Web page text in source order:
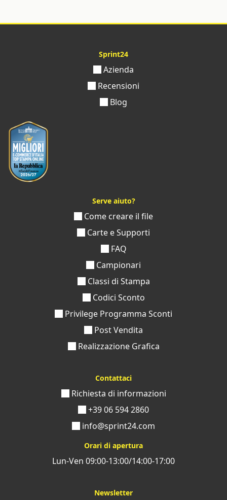
Sprint24
Azienda
Recensioni
Blog
Serve aiuto?
Come creare il file
Carte e Supporti
FAQ
Campionari
Classi di Stampa
Codici Sconto
Privilege Programma Sconti
Post Vendita
Realizzazione Grafica
Contattaci
Richiesta di informazioni
+39 06 594 2860
info@sprint24.com
Orari di apertura
Lun-Ven 09:00-13:00/14:00-17:00
Newsletter